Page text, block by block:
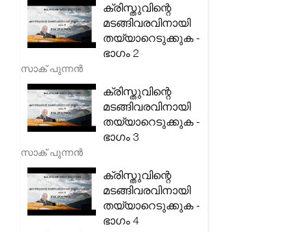
ക്രിസ്തുവിന്റെ
മടങ്ങിവരവിനായി
തയ്യാറെടുക്കുക -
ഭാഗം 2
സാക് പുന്നൻ
ക്രിസ്തുവിന്റെ
മടങ്ങിവരവിനായി
തയ്യാറെടുക്കുക -
ഭാഗം 3
സാക് പുന്നൻ
ക്രിസ്തുവിന്റെ
മടങ്ങിവരവിനായി
തയ്യാറെടുക്കുക -
ഭാഗം 4